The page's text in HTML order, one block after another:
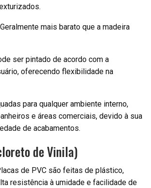
mais barato que a madeira
ser pintado de acordo com a
oferecendo flexibilidade na
para qualquer ambiente interno,
e áreas comerciais, devido à sua
de acabamentos.
de Vinila)
de PVC são feitas de plástico,
resistência à umidade e facilidade de